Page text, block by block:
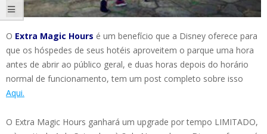
O Extra Magic Hours é um benefício que a Disney oferece para
que os hóspedes de seus hotéis aproveitem o parque uma hora
antes de abrir ao público geral, e duas horas depois do horário
normal de funcionamento, tem um post completo sobre isso
Aqui.
O Extra Magic Hours ganhará um upgrade por tempo LIMITADO,